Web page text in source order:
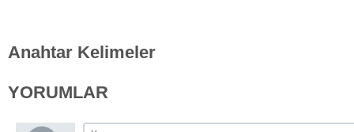
Anahtar Kelimeler
YORUMLAR